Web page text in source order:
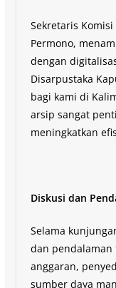
Sekretaris Komisi
Permono,
dengan
Disarpustaka
bagi kami di
arsip sangat
meningkatkan
Diskusi dan
Selama
dan pendalaman
anggaran,
sumber daya